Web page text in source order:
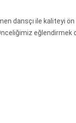
dansçı ile kaliteyi ön
eğlendirmek